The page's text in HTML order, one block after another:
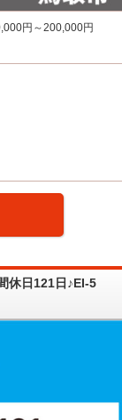
円～200,000円
休日121日♪EI-5